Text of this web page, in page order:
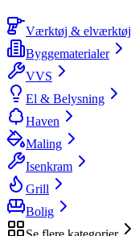
Værktøj & elværktøj
Byggematerialer
VVS
El & Belysning
Haven
Maling
Isenkram
Grill
Bolig